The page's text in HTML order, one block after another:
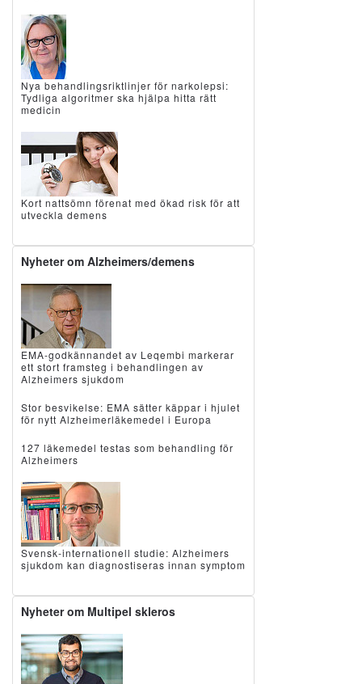
Nya behandlingsriktlinjer för narkolepsi:
Tydliga algoritmer ska hjälpa hitta rätt
medicin
Kort nattsömn förenat med ökad risk för att
utveckla demens
Nyheter om Alzheimers/demens
EMA-godkännandet av Leqembi markerar
ett stort framsteg i behandlingen av
Alzheimers sjukdom
Stor besvikelse: EMA sätter käppar i hjulet
för nytt Alzheimerläkemedel i Europa
127 läkemedel testas som behandling för
Alzheimers
Svensk-internationell studie: Alzheimers
sjukdom kan diagnostiseras innan symptom
Nyheter om Multipel skleros